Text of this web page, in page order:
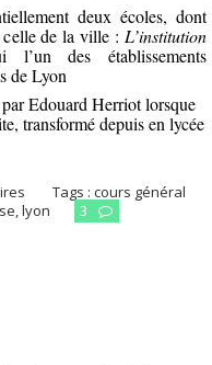
deux écoles, dont
celle de la ville : L’institution
l’un des établissements
de Lyon
Edouard Herriot lorsque
transformé depuis en lycée
Tags :cours général
,lyon 3